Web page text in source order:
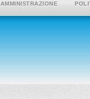
AMMINISTRAZIONE